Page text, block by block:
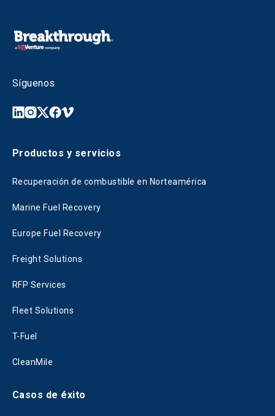
Síguenos
Productos y servicios
Recuperación de combustible en Norteamérica
Marine Fuel Recovery
Europe Fuel Recovery
Freight Solutions
RFP Services
Fleet Solutions
T-Fuel
CleanMile
Casos de éxito